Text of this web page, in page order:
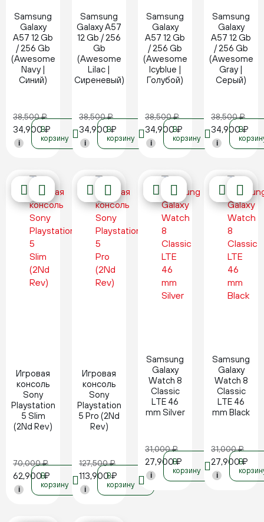
Samsung
Galaxy
A57 12 Gb
/ 256 Gb
(Awesome
Navy |
Синий)
38,500₽
34,900₽
i
В
корзину
Samsung
Galaxy A57
12 Gb / 256
Gb
(Awesome
Lilac |
Сиреневый)
38,500₽
34,900₽
i
В
корзину
Samsung
Galaxy
A57 12 Gb
/ 256 Gb
(Awesome
Icyblue |
Голубой)
38,500₽
34,900₽
i
В
корзину
Samsung
Galaxy
A57 12 Gb
/ 256 Gb
(Awesome
Gray |
Серый)
38,500₽
34,900₽
i
В
Игровая
консоль
Sony
Playstation
5 Slim
(2Nd Rev)
70,000₽
62,900₽
i
В
корзину
Игровая
консоль
Sony
Playstation
5 Pro (2Nd
Rev)
127,500₽
113,900₽
i
В
корзину
Samsung
Galaxy
Watch 8
Classic
LTE 46
mm Silver
31,000₽
27,900₽
i
В
корзину
Samsung
Galaxy
Watch 8
Classic
LTE 46
mm Black
31,000₽
27,900₽
i
В